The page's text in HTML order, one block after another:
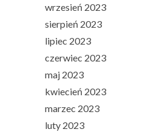
wrzesień 2023
sierpień 2023
lipiec 2023
czerwiec 2023
maj 2023
kwiecień 2023
marzec 2023
luty 2023